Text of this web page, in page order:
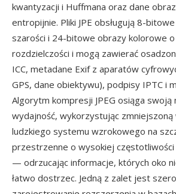
kwantyzacji i Huffmana oraz dane
entropijnie. Pliki JPE obsługują 8-
szarości i 24-bitowe obrazy kolorowe
rozdzielczości i mogą zawierać
ICC, metadane Exif z aparatów
GPS, dane obiektywu), podpisy IPTC i
Algorytm kompresji JPEG osiąga swoją
wydajność, wykorzystując zmniejszoną
ludzkiego systemu wzrokowego na
przestrzenne o wysokiej
— odrzucając informacje, których oko
łatwo dostrzec. Jedną z zalet jest